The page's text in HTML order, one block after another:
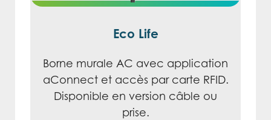
Eco Life
Borne murale AC avec application
aConnect et accès par carte RFID.
Disponible en version câble ou
prise.